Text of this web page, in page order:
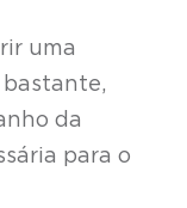
uma
da
para o